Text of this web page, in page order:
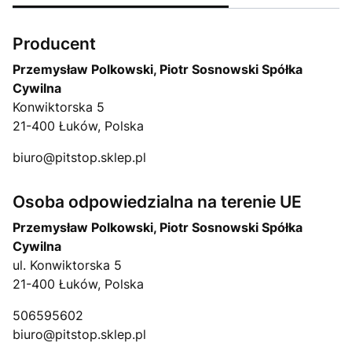
Producent
Przemysław Polkowski, Piotr Sosnowski Spółka
Cywilna
Konwiktorska 5
21-400 Łuków, Polska
biuro@pitstop.sklep.pl
Osoba odpowiedzialna na terenie UE
Przemysław Polkowski, Piotr Sosnowski Spółka
Cywilna
ul. Konwiktorska 5
21-400 Łuków, Polska
506595602
biuro@pitstop.sklep.pl